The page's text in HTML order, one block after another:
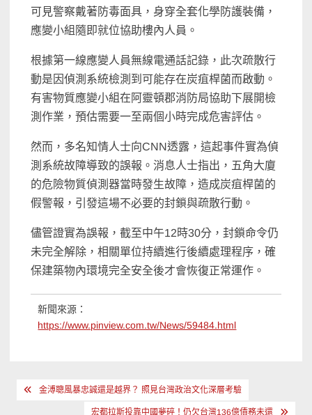
可見警察戴著防毒面具，身穿全套化學防護裝備，
應變小組隨即就位協助樓內人員。
根據第一線應變人員無線電通話記錄，此次疏散行
動是因偵測系統檢測到可能存在炭疽桿菌而啟動。
有害物質應變小組在阿靈頓郡消防局協助下展開檢
測作業，預估需要一至兩個小時完成危害評估。
然而，多名知情人士向CNN透露，這起事件實為偵
測系統故障導致的誤報。消息人士指出，五角大廈
的危險物質偵測器當時發生故障，造成炭疽桿菌的
假警報，引發這場不必要的封鎖與疏散行動。
儘管證實為誤報，截至中午12時30分，封鎖命令仍
未完全解除，相關單位持續進行後續處理程序，確
保建築物內環境完全安全後才會恢復正常運作。
新聞來源：
https://www.pinview.com.tw/News/59484.html
文 金溥聰風暴忠誠還是越界？ 照見台灣政治文化深層考驗
宏都拉斯投靠中國夢碎！仍欠台灣136億債務未還